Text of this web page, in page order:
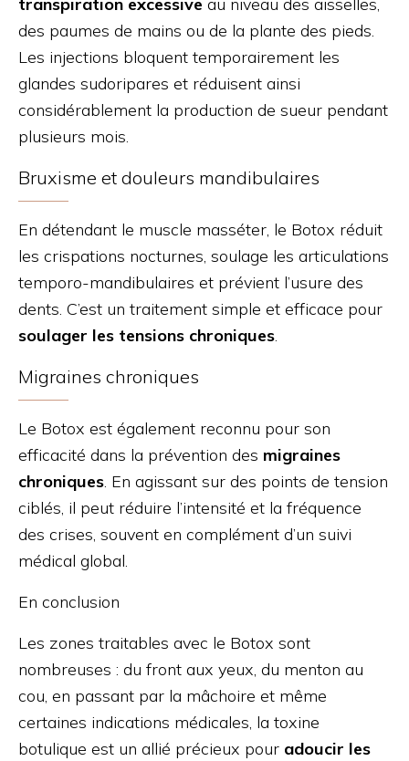
transpiration excessive au niveau des aisselles,
des paumes de mains ou de la plante des pieds.
Les injections bloquent temporairement les
glandes sudoripares et réduisent ainsi
considérablement la production de sueur pendant
plusieurs mois.
Bruxisme et douleurs mandibulaires
En détendant le muscle masséter, le Botox réduit
les crispations nocturnes, soulage les articulations
temporo-mandibulaires et prévient l’usure des
dents. C’est un traitement simple et efficace pour
soulager les tensions chroniques.
Migraines chroniques
Le Botox est également reconnu pour son
efficacité dans la prévention des migraines
chroniques. En agissant sur des points de tension
ciblés, il peut réduire l’intensité et la fréquence
des crises, souvent en complément d’un suivi
médical global.
En conclusion
Les zones traitables avec le Botox sont
nombreuses : du front aux yeux, du menton au
cou, en passant par la mâchoire et même
certaines indications médicales, la toxine
botulique est un allié précieux pour adoucir les